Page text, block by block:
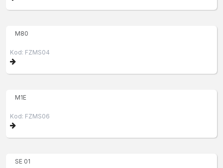
M80
Kod: FZMS04
M1E
Kod: FZMS06
SE 01